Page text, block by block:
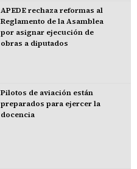
APEDE rechaza reformas al
Reglamento de la Asamblea
por asignar ejecución de
obras a diputados
Pilotos de aviación están
preparados para ejercer la
docencia